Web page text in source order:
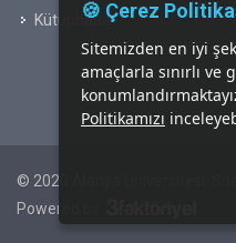
Kütüphane
© 2020 Alanya Üniversitesi.
Powered by
🍪 Çerez
Sitemizden en iyi
amaçlarla sınırlı
Politikamızı